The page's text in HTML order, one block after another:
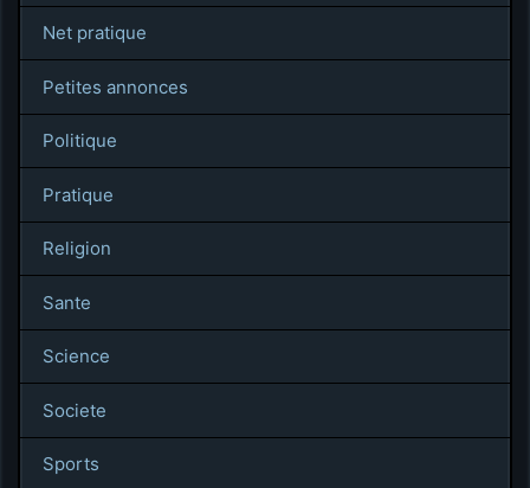
Net pratique
Petites annonces
Politique
Pratique
Religion
Sante
Science
Societe
Sports